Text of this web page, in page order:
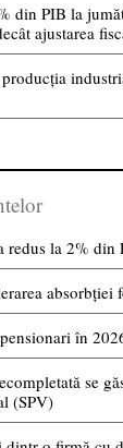
din PIB la
ajustarea
redus la 2% din
absorbției
în
se
(SPV)